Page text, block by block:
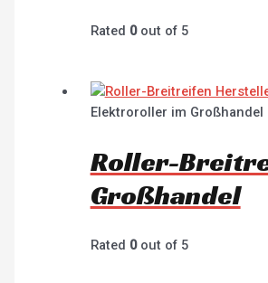
Rated 0out of 5
Elektroroller im Großhandel
Roller-
Großhandel
Rated 0out of 5